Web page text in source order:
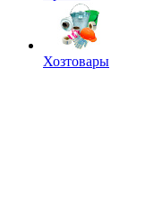
Хозтовары